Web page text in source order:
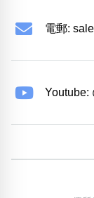
電郵:
Youtube: